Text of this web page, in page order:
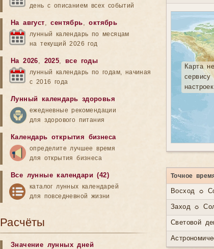
Карта
Точное
Восход ☼
Заход ☼
Световой
день с описанием всех событий
На август,сентябрь,октябрь
лунный календарь по месяцам
на текущий 2026 год
На 2026, 2025,все годы
лунный календарь по годам, начиная
с 2016 года
Лунный календарь здоровья
ежедневные рекомендации
для здорового питания
Календарь открытия бизнеса
определите лучшее время
для открытия бизнеса
Все лунные календари (42)
каталог лунных календарей
для повседневной жизни
Расчёты
Значение лунных дней